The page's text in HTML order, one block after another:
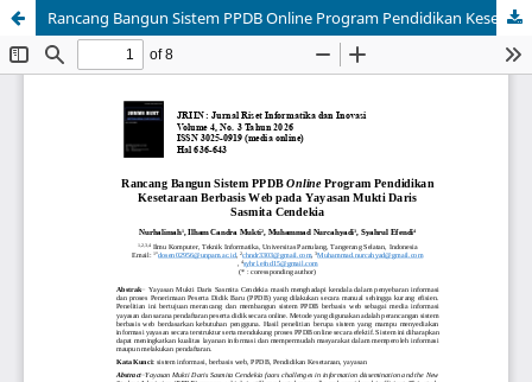
Rancang Bangun Sistem PPDB Online Program Pendidikan Kesetaraan Berbasis Web pada Yayasan Mukti Daris Sasmita Cendekia